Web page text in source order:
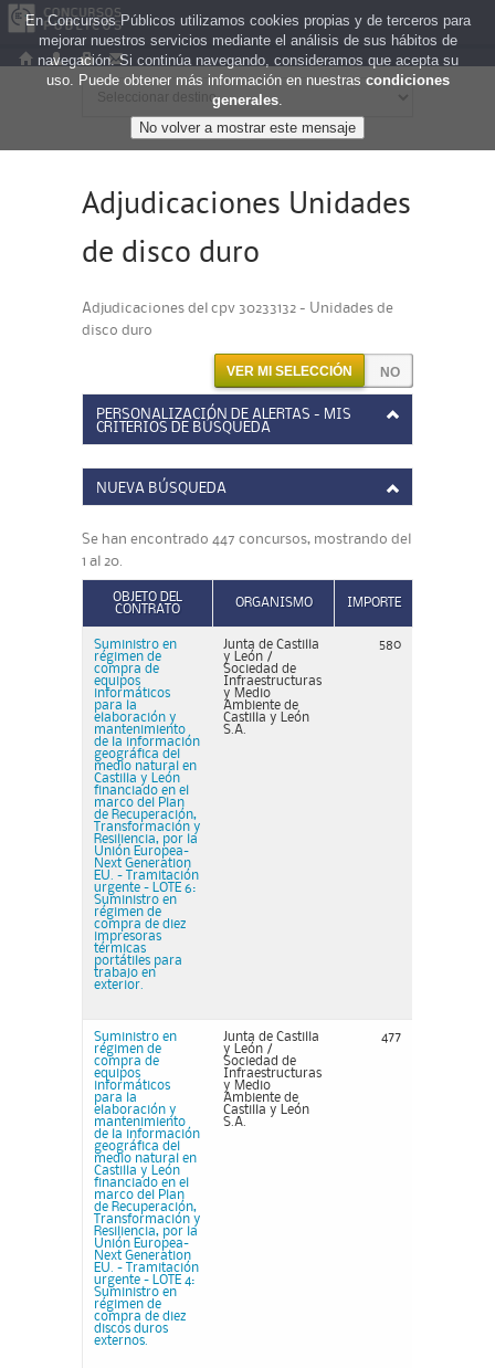
Adjudicaciones Unidades
de disco duro
Adjudicaciones del cpv 30233132 - Unidades de
disco duro
VER MI SELECCIÓN
PERSONALIZACIÓN DE ALERTAS - MIS
CRITERIOS DE BÚSQUEDA
NUEVA BÚSQUEDA
Se han encontrado 447 concursos, mostrando del
1 al 20.
OBJETO DEL
CONTRATO
ORGANISMO IMPORTE
Suministro en
régimen de
compra de
equipos
informáticos
para la
elaboración y
mantenimiento
de la información
geográfica del
medio natural en
Castilla y León
financiado en el
marco del Plan
de Recuperación,
Transformación y
Resiliencia, por la
Unión Europea-
Next Generation
EU. - Tramitación
urgente - LOTE 6:
Suministro en
régimen de
compra de diez
impresoras
térmicas
portátiles para
trabajo en
exterior.
Junta de Castilla
y León /
Sociedad de
Infraestructuras
y Medio
Ambiente de
Castilla y León
S.A.
580
Suministro en
régimen de
compra de
equipos
informáticos
para la
elaboración y
mantenimiento
de la información
geográfica del
medio natural en
Castilla y León
financiado en el
marco del Plan
de Recuperación,
Transformación y
Resiliencia, por la
Unión Europea-
Next Generation
EU. - Tramitación
urgente - LOTE 4:
Suministro en
régimen de
compra de diez
discos duros
externos.
Junta de Castilla
y León /
Sociedad de
Infraestructuras
y Medio
Ambiente de
Castilla y León
S.A.
477
En Concursos Públicos utilizamos cookies propias y de terceros para
mejorar nuestros servicios mediante el análisis de sus hábitos de
navegación. Si continúa navegando, consideramos que acepta su
uso. Puede obtener más información en nuestras condiciones
generales.